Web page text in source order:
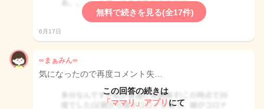
無料で続きを見る(全17件)
6月17日
∞まぁみん∞
気になったので再度コメント失…
この回答の続きは
「ママリ」アプリ にて